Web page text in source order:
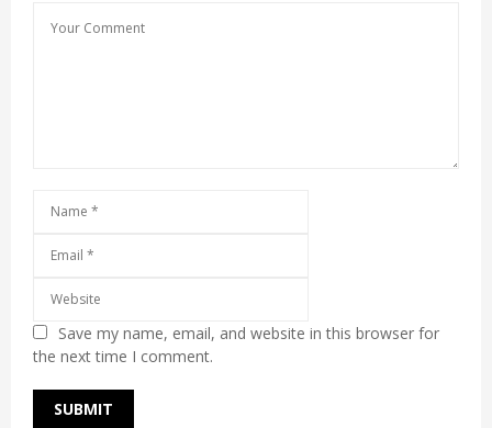
Save my name, email, and website in this browser for
the next time I comment.